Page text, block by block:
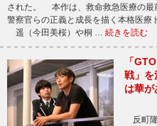
された。 本作は、救命救急医療の最
警察官らの正義と成長を描く本格医療
遥（今田美桜）や桐 … 続きを読む
「
戦」を
は華が
反町